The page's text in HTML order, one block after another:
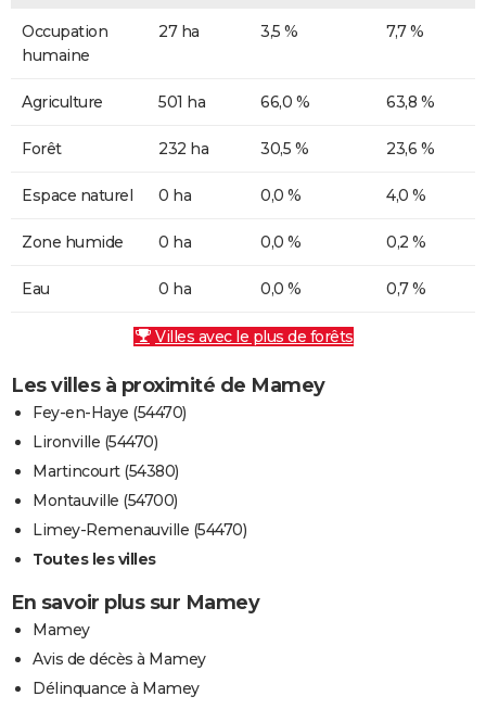
Occupation
humaine
27 ha 3,5 % 7,7 %
Agriculture 501 ha 66,0 % 63,8 %
Forêt 232 ha 30,5 % 23,6 %
Espace naturel 0 ha 0,0 % 4,0 %
Zone humide 0 ha 0,0 % 0,2 %
Eau 0 ha 0,0 % 0,7 %
Villes avec le plus de forêts
Les villes à proximité de Mamey
Fey-en-Haye (54470)
Lironville (54470)
Martincourt (54380)
Montauville (54700)
Limey-Remenauville (54470)
Toutes les villes
En savoir plus sur Mamey
Mamey
Avis de décès à Mamey
Délinquance à Mamey